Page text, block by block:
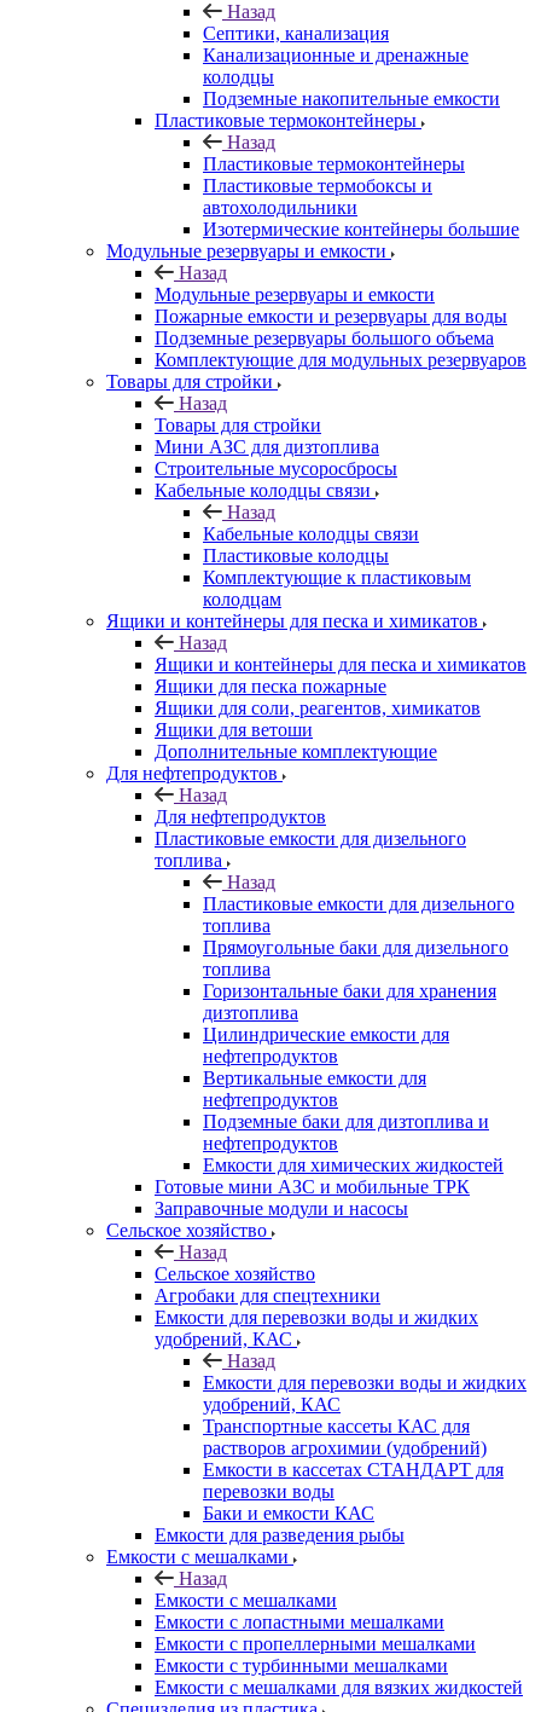
Назад
Септики, канализация
Канализационные и дренажные
колодцы
Подземные накопительные емкости
Пластиковые термоконтейнеры
Назад
Пластиковые термоконтейнеры
Пластиковые термобоксы и
автохолодильники
Изотермические контейнеры большие
Модульные резервуары и емкости
Назад
Модульные резервуары и емкости
Пожарные емкости и резервуары для воды
Подземные резервуары большого объема
Комплектующие для модульных резервуаров
Товары для стройки
Назад
Товары для стройки
Мини АЗС для дизтоплива
Строительные мусоросбросы
Кабельные колодцы связи
Назад
Кабельные колодцы связи
Пластиковые колодцы
Комплектующие к пластиковым
колодцам
Ящики и контейнеры для песка и химикатов
Назад
Ящики и контейнеры для песка и химикатов
Ящики для песка пожарные
Ящики для соли, реагентов, химикатов
Ящики для ветоши
Дополнительные комплектующие
Для нефтепродуктов
Назад
Для нефтепродуктов
Пластиковые емкости для дизельного
топлива
Назад
Пластиковые емкости для дизельного
топлива
Прямоугольные баки для дизельного
топлива
Горизонтальные баки для хранения
дизтоплива
Цилиндрические емкости для
нефтепродуктов
Вертикальные емкости для
нефтепродуктов
Подземные баки для дизтоплива и
нефтепродуктов
Емкости для химических жидкостей
Готовые мини АЗС и мобильные ТРК
Заправочные модули и насосы
Сельское хозяйство
Назад
Сельское хозяйство
Агробаки для спецтехники
Емкости для перевозки воды и жидких
удобрений, КАС
Назад
Емкости для перевозки воды и жидких
удобрений, КАС
Транспортные кассеты КАС для
растворов агрохимии (удобрений)
Емкости в кассетах СТАНДАРТ для
перевозки воды
Баки и емкости КАС
Емкости для разведения рыбы
Емкости с мешалками
Назад
Емкости с мешалками
Емкости с лопастными мешалками
Емкости с пропеллерными мешалками
Емкости с турбинными мешалками
Емкости с мешалками для вязких жидкостей